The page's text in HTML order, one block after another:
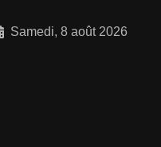
Samedi, 8 août 2026